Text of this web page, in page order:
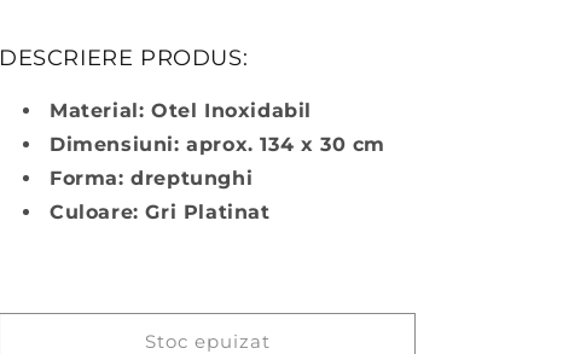
DESCRIERE PRODUS:
Material: Otel Inoxidabil
Dimensiuni: aprox. 134 x 30 cm
Forma: dreptunghi
Culoare: Gri Platinat
Stoc epuizat